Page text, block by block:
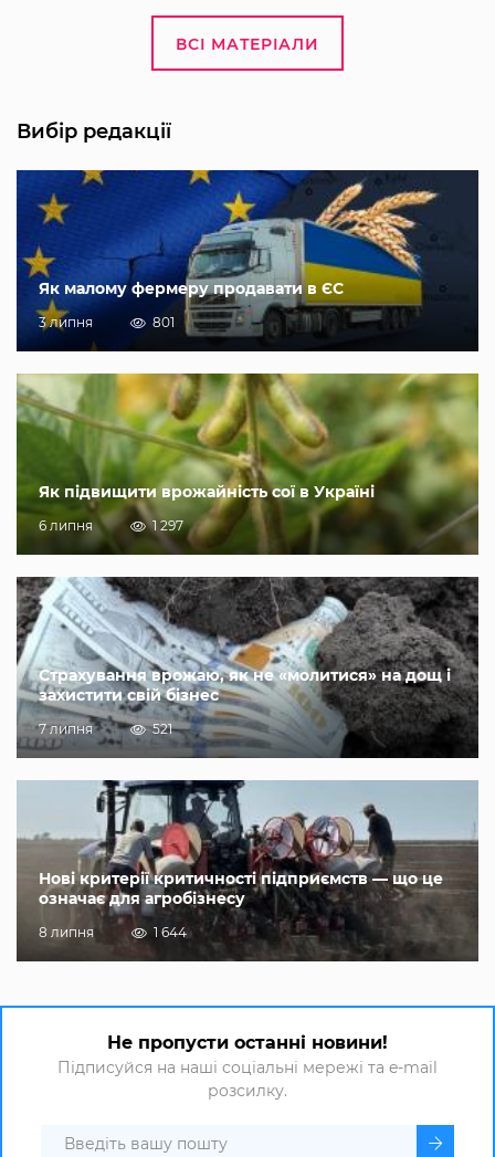
ВСІ МАТЕРІАЛИ
Вибір редакції
Як малому фермеру продавати в ЄС
3 липня 801
Як підвищити врожайність сої в Україні
6 липня 1 297
Страхування врожаю, як не «молитися» на дощ і
захистити свій бізнес
7 липня 521
Нові критерії критичності підприємств — що це
означає для агробізнесу
8 липня 1 644
Не пропусти останні новини!
Підписуйся на наші соціальні мережі та e-mail
розсилку.